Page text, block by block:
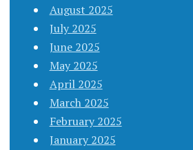
August 2025
July 2025
June 2025
May 2025
April 2025
March 2025
February 2025
January 2025